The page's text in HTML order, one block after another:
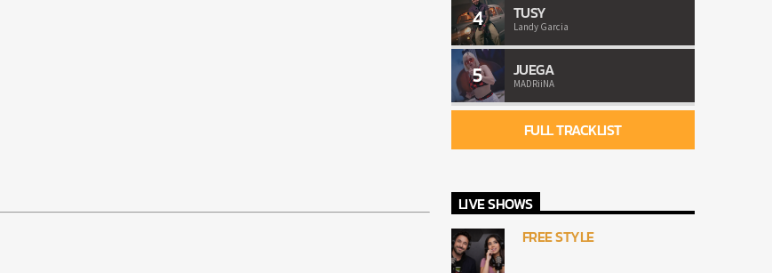
4 TUSY
Landy Garcia
5 JUEGA
MADRiiNA
FULL TRACKLIST
LIVE SHOWS
FREE STYLE